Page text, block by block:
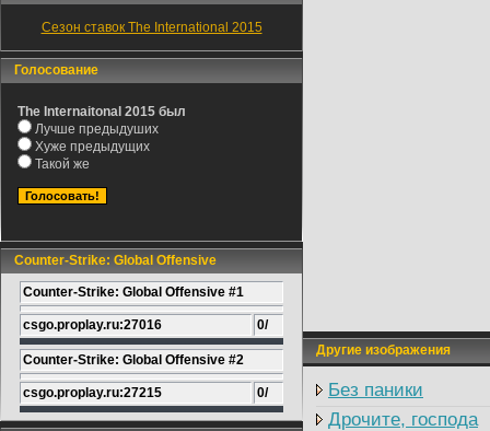
Сезон ставок The International 2015
Голосование
The Internaitonal 2015 был
Лучше предыдуших
Хуже предыдущих
Такой же
Counter-Strike: Global Offensive
Counter-Strike: Global Offensive #1
csgo.proplay.ru:27016 0/
Counter-Strike: Global Offensive #2
csgo.proplay.ru:27215 0/
Другие изображения
Без паники
Дрочите, господа